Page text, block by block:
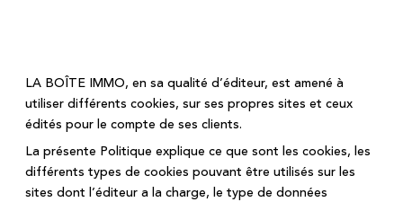
LA BOÎTE IMMO, en sa qualité d’éditeur, est amené à
utiliser différents cookies, sur ses propres sites et ceux
édités pour le compte de ses clients.
La présente Politique explique ce que sont les cookies, les
différents types de cookies pouvant être utilisés sur les
sites dont l’éditeur a la charge, le type de données